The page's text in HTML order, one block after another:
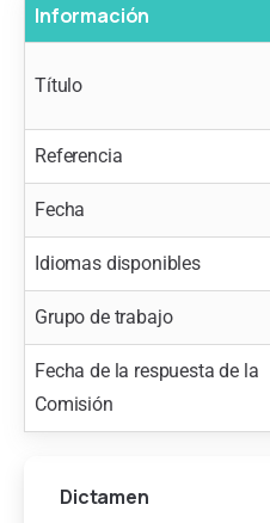
Información
Título
Referencia
Fecha
Idiomas disponibles
Grupo de trabajo
Fecha de la respuesta de la
Comisión
Dictamen